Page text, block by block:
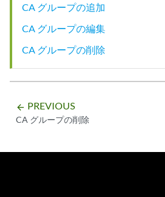
CA グループの追加
CA グループの編集
CA グループの削除
arrow_backward PREVIOUS
CA グループの削除